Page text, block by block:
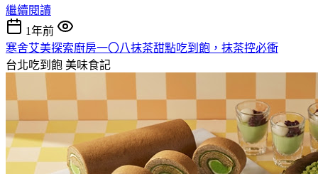
繼續閱讀
1年前
寒舍艾美探索廚房一〇八抹茶甜點吃到飽，抹茶控必衝
台北吃到飽 美味食記